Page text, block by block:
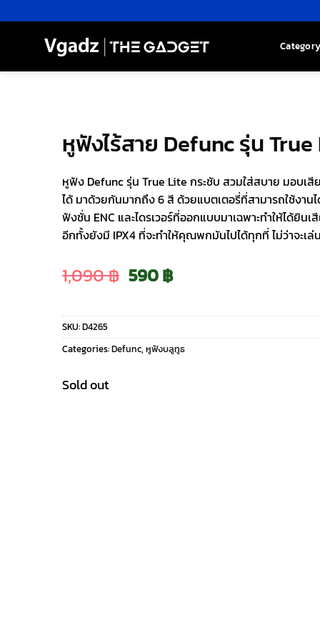
to
หูฟังไร้สาย Defunc รุ่น
หูฟัง Defunc รุ่น True Lite กระชับ สวมใส่สบาย มอบเ
ได้ มาด้วยกันมากถึง 6 สี ด้วยแบตเตอรี่ที่สามารถใช้งา
ฟังชั่น ENC และไดรเวอร์ที่ออกแบบมาเฉพาะทำให้ได้ยิน
อีกทั้งยังมี IPX4 ที่จะทำให้คุณพกมันไปได้ทุกที่ ไม่ว่าจะเ
1,090฿ Original
price
was:
590฿Current
price
is:
SKU:D4265
Categories:Defunc, หูฟังบลูทูธ
Sold out